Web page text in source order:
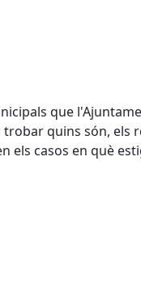
que
quins són, els
els casos en què